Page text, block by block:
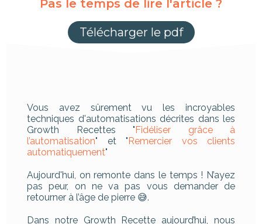
Pas le temps de lire l'article ?
Télécharger le pdf
Vous avez sûrement vu les incroyables
techniques d'automatisations décrites dans les
Growth Recettes " Fidéliser grâce à
l’automatisation" et " Remercier vos clients
automatiquement"
Aujourd'hui, on remonte dans le temps ! N’ayez
pas peur, on ne va pas vous demander de
retourner à l’âge de pierre 😅.
Dans notre Growth Recette aujourd’hui, nous